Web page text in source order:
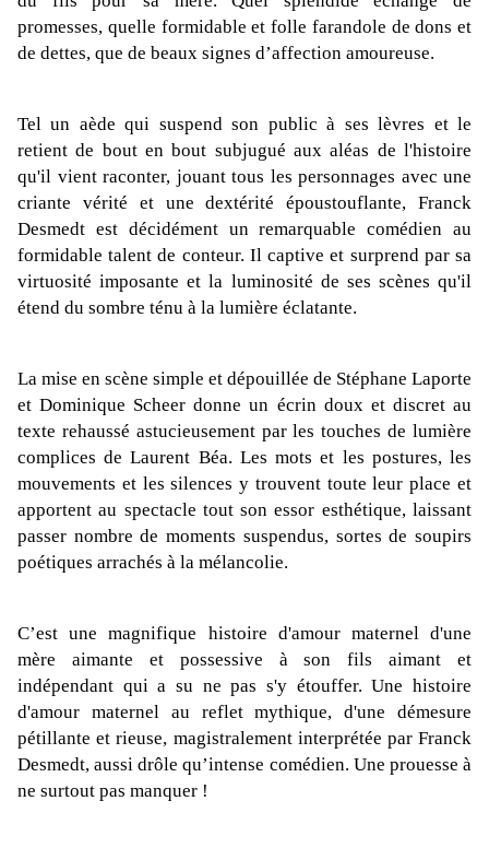
promesses, quelle formidable et folle farandole de dons et
de dettes, que de beaux signes d’affection amoureuse.
Tel un aède qui suspend son public à ses lèvres et le
retient de bout en bout subjugué aux aléas de l'histoire
qu'il vient raconter, jouant tous les personnages avec une
criante vérité et une dextérité époustouflante, Franck
Desmedt est décidément un remarquable comédien au
formidable talent de conteur. Il captive et surprend par sa
virtuosité imposante et la luminosité de ses scènes qu'il
étend du sombre ténu à la lumière éclatante.
La mise en scène simple et dépouillée de Stéphane Laporte
et Dominique Scheer donne un écrin doux et discret au
texte rehaussé astucieusement par les touches de lumière
complices de Laurent Béa. Les mots et les postures, les
mouvements et les silences y trouvent toute leur place et
apportent au spectacle tout son essor esthétique, laissant
passer nombre de moments suspendus, sortes de soupirs
poétiques arrachés à la mélancolie.
C’est une magnifique histoire d'amour maternel d'une
mère aimante et possessive à son fils aimant et
indépendant qui a su ne pas s'y étouffer. Une histoire
d'amour maternel au reflet mythique, d'une démesure
pétillante et rieuse, magistralement interprétée par Franck
Desmedt, aussi drôle qu’intense comédien. Une prouesse à
ne surtout pas manquer !